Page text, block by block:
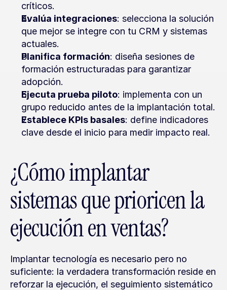
críticos.
Evalúa integraciones: selecciona la solución
que mejor se integre con tu CRM y sistemas
actuales.
Planifica formación: diseña sesiones de
formación estructuradas para garantizar
adopción.
Ejecuta prueba piloto: implementa con un
grupo reducido antes de la implantación total.
Establece KPIs basales: define indicadores
clave desde el inicio para medir impacto real.
¿Cómo implantar
sistemas que prioricen la
ejecución en ventas?
Implantar tecnología es necesario pero no
suficiente: la verdadera transformación reside en
reforzar la ejecución, el seguimiento sistemático